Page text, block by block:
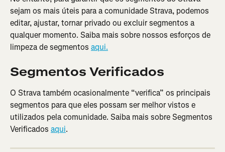
sejam os mais úteis para a comunidade Strava, podemos
editar, ajustar, tornar privado ou excluir segmentos a
qualquer momento. Saiba mais sobre nossos esforços de
limpeza de segmentos aqui.
Segmentos Verificados
O Strava também ocasionalmente “verifica” os principais
segmentos para que eles possam ser melhor vistos e
utilizados pela comunidade. Saiba mais sobre Segmentos
Verificados aqui.